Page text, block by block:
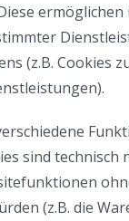
(z.B. Cookies
sind technisch
(z.B. die
ist eine Marke der
|